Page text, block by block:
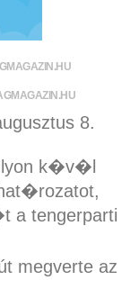
8.
k�v�l
a tengerparti
megverte az